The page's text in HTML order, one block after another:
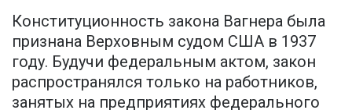
Конституционность закона Вагнера была
признана Верховным судом США в 1937
году. Будучи федеральным актом, закон
распространялся только на работников,
занятых на предприятиях федерального